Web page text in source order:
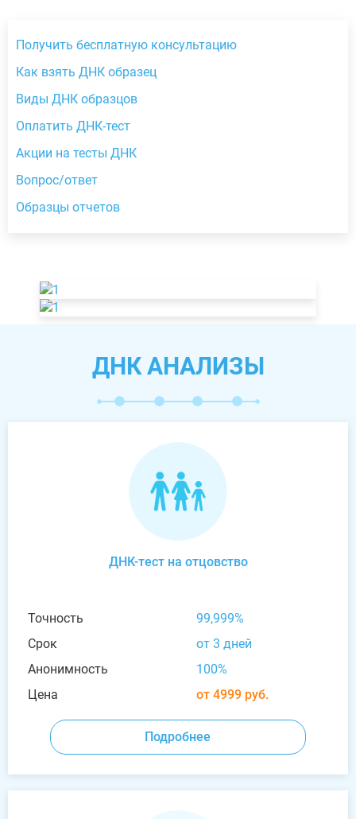
Получить бесплатную консультацию
Как взять ДНК образец
Виды ДНК образцов
Оплатить ДНК-тест
Акции на тесты ДНК
Вопрос/ответ
Образцы отчетов
ДНК АНАЛИЗЫ
ДНК-тест на отцовство
Точность
99,999%
Срок
от 3 дней
Анонимность
100%
Цена
от 4999 руб.
Подробнее